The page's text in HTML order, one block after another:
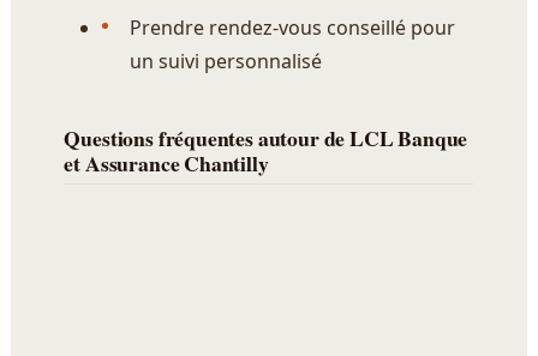
Prendre rendez-vous conseillé pour
un suivi personnalisé
Questions fréquentes autour de LCL Banque
et Assurance Chantilly